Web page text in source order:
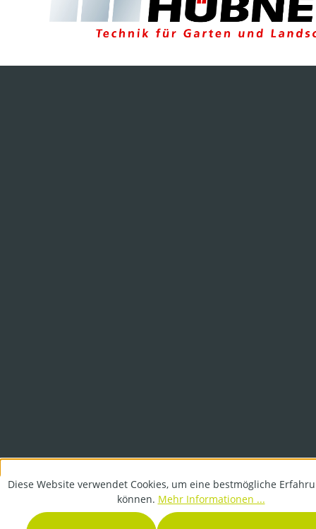
Diese Website verwendet Cookies, um eine bestmögliche
können. Mehr Informationen ...